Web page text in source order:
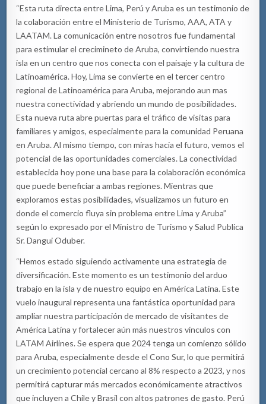
“Esta ruta directa entre Lima, Perú y Aruba es un testimonio de
la colaboración entre el Ministerio de Turismo, AAA, ATA y
LAATAM. La comunicación entre nosotros fue fundamental
para estimular el crecimineto de Aruba, convirtiendo nuestra
isla en un centro que nos conecta con el paisaje y la cultura de
Latinoamérica. Hoy, Lima se convierte en el tercer centro
regional de Latinoamérica para Aruba, mejorando aun mas
nuestra conectividad y abriendo un mundo de posibilidades.
Esta nueva ruta abre puertas para el tráfico de visitas para
familiares y amigos, especialmente para la comunidad Peruana
en Aruba. Al mismo tiempo, con miras hacia el futuro, vemos el
potencial de las oportunidades comerciales. La conectividad
establecida hoy pone una base para la colaboración económica
que puede beneficiar a ambas regiones. Mientras que
exploramos estas posibilidades, visualizamos un futuro en
donde el comercio fluya sin problema entre Lima y Aruba”
según lo expresado por el Ministro de Turismo y Salud Publica
Sr. Dangui Oduber.
“Hemos estado siguiendo activamente una estrategia de
diversificación. Este momento es un testimonio del arduo
trabajo en la isla y de nuestro equipo en América Latina. Este
vuelo inaugural representa una fantástica oportunidad para
ampliar nuestra participación de mercado de visitantes de
América Latina y fortalecer aún más nuestros vínculos con
LATAM Airlines. Se espera que 2024 tenga un comienzo sólido
para Aruba, especialmente desde el Cono Sur, lo que permitirá
un crecimiento potencial cercano al 8% respecto a 2023, y nos
permitirá capturar más mercados económicamente atractivos
que incluyen a Chile y Brasil con altos patrones de gasto. Perú